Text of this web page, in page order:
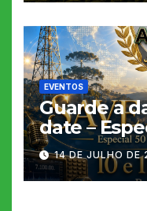
EVENTOS
Guarde a
date –
14 DE JULHO